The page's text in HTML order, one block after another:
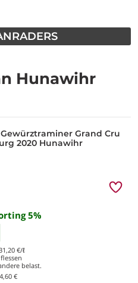
Hunawihr
2020 Hunawihr
5%
€/ℓ
flessen
belast.
€